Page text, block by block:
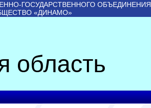
ГОСУДАРСТВЕННОГО ОБЪЕДИНЕНИЯ
«ДИНАМО»
область